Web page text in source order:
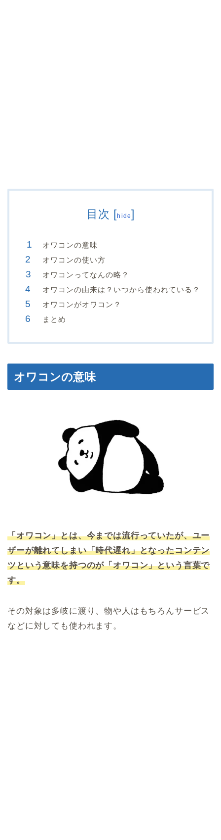
目次 [hide]
オワコンの意味
オワコンの使い方
オワコンってなんの略？
オワコンの由来は？いつから使われている？
オワコンがオワコン？
まとめ
オワコンの意味
「オワコン」とは、今までは流行っていたが、ユー
ザーが離れてしまい「時代遅れ」となったコンテン
ツという意味を持つのが「オワコン」という言葉で
す。
その対象は多岐に渡り、物や人はもちろんサービス
などに対しても使われます。